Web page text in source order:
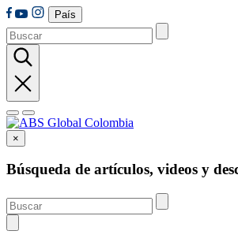
País
×
Búsqueda de artículos, videos y